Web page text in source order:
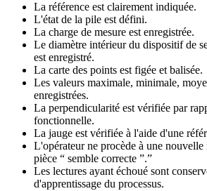
La référence est clairement indiquée.
L'état de la pile est défini.
La charge de mesure est enregistrée.
Le diamètre intérieur du dispositif de
est enregistré.
La carte des points est figée et balisée.
Les valeurs maximale, minimale,
enregistrées.
La perpendicularité est vérifiée par
fonctionnelle.
La jauge est vérifiée à l'aide d'une
L'opérateur ne procède à une nouvelle
pièce “ semble correcte ”.”
Les lectures ayant échoué sont
d'apprentissage du processus.